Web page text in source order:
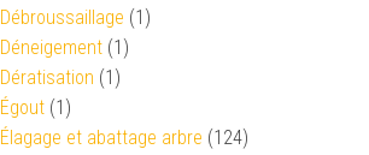
Débroussaillage (1)
Déneigement (1)
Dératisation (1)
Égout (1)
Élagage et abattage arbre (124)